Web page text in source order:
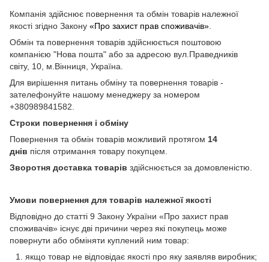
Компанія здійснює повернення та обмін товарів належної
якості згідно Закону «Про захист прав споживачів»
Обмін та повернення товарів здійснюється поштовою
компанією "Нова пошта" або за адресою вул.Праведників
світу, 10, м.Вінниця, Україна.
Для вирішення питань обміну та повернення товарів -
зателефонуйте нашому менеджеру за номером
+380989841582.
Строки повернення і обміну
Повернення та обмін товарів можливий протягом 14
днів після отримання товару покупцем.
Зворотня доставка товарів здійснюється за домовленістю.
Умови повернення для товарів належної якості
Відповідно до статті 9 Закону України «Про захист прав
споживачів» існує дві причини через які покупець може
повернути або обміняти куплений ним товар:
якщо товар не відповідає якості про яку заявляв виробник;